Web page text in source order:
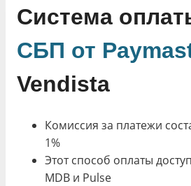
Система
СБП от
Vendista
Комиссия за платежи
1%
Этот способ оплаты
MDB и Pulse